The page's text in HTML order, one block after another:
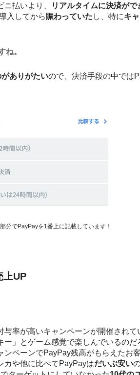
払いより、
リアルタイムに決済が
入してから賑わっていた し、特にキ
。
ありがたいので、決済手段の中では
分でPayPayを1番上に記載しています！
上UP
与率が高いキャンペーンが開催されて
」とゲーム感覚で楽しんでいるのだ
ンペーンでPayPay残高がもらえたお
カや他に比べてPayPayはだいぶ安い